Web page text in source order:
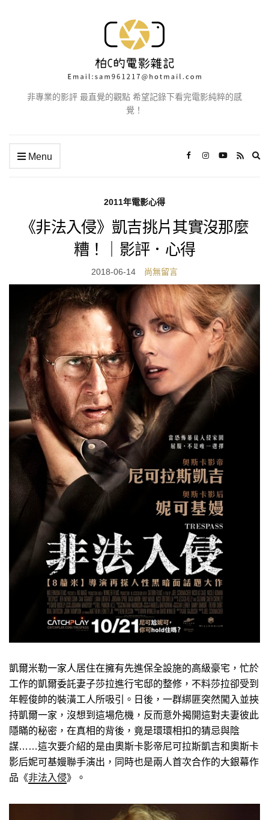
非專業的影評 最直覺的觀點 希望記錄下看完電影純粹的感
覺！
Menu
2011年電影心得
《非法入侵》凱吉挑片其實沒那麼
糟！｜影評．心得
2018-06-14 尚無留言
凱爾米勒一家人居住在擁有先進保全設施的高級豪宅，忙於
工作的凱爾委託妻子莎拉進行宅邸的整修，不料莎拉卻受到
年輕俊帥的裝潢工人所吸引。日後，一群綁匪突然闖入並挾
持凱爾一家，沒想到這場危機，反而意外揭開這對夫妻彼此
隱瞞的秘密，在真相的背後，竟是環環相扣的猜忌與陰
謀……這次要介紹的是由奧斯卡影帝尼可拉斯凱吉和奧斯卡
影后妮可基嫚聯手演出，同時也是兩人首次合作的大銀幕作
品《非法入侵》。